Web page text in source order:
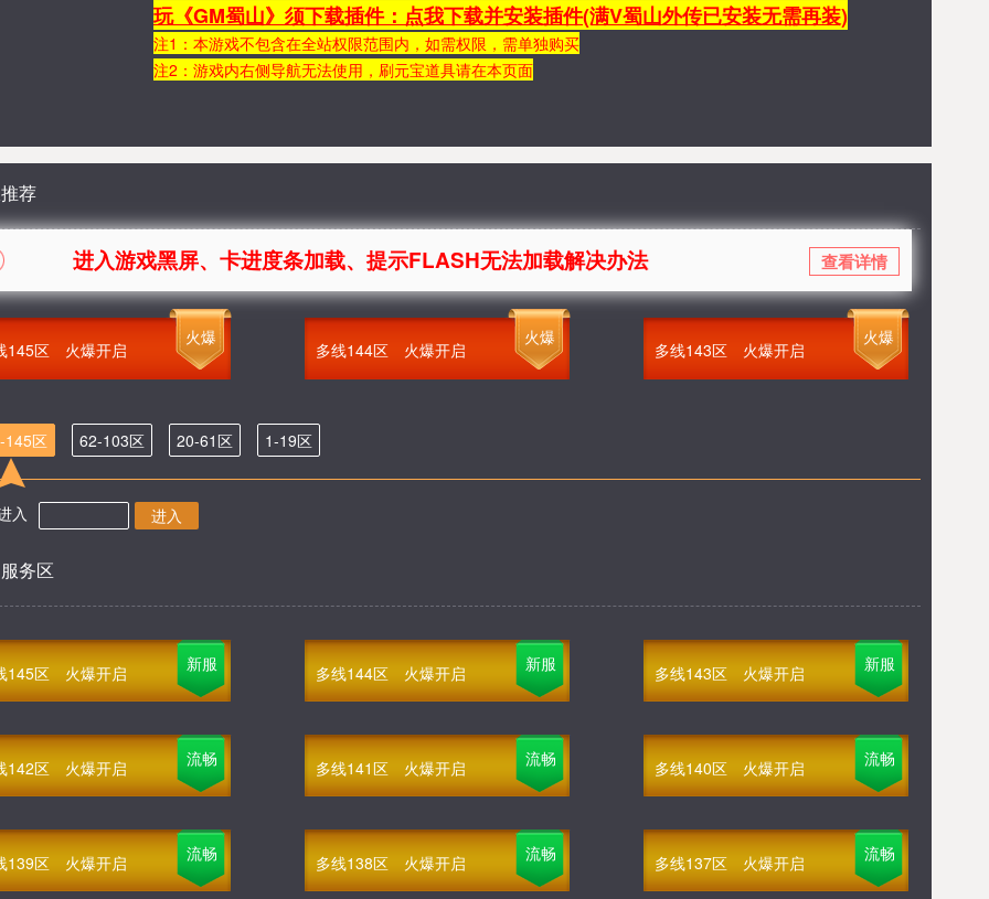
玩《GM蜀山》须下载插件：点我下载并安装插件(满V蜀山外传已安装无需再装)
注1：本游戏不包含在全站权限范围内，如需权限，需单独购买
注2：游戏内右侧导航无法使用，刷元宝道具请在本页面
荐
游戏黑屏、卡进度条加载、提示FLASH无法加载解决办法 查看详情
145区 火爆开启
火爆
多线144区 火爆开启
火爆
多线143区 火爆开启
火爆
145区 62-103区 20-61区 1-19区
入 进入
务区
145区 火爆开启 新服 多线144区 火爆开启 新服 多线143区 火爆开启 新服
142区 火爆开启 流畅 多线141区 火爆开启 流畅 多线140区 火爆开启 流畅
139区 火爆开启 流畅 多线138区 火爆开启 流畅 多线137区 火爆开启 流畅